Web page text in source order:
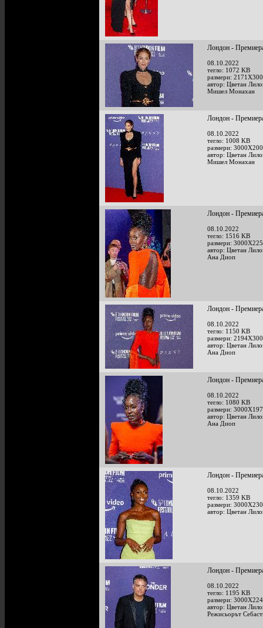
Лондон -
08.10.2022
тегло: 1072 KB
размери:
автор: Цветан
Мишел Монахан
Лондон -
08.10.2022
тегло: 1008 KB
размери:
автор: Цветан
Мишел Монахан
Лондон -
08.10.2022
тегло: 1516 KB
размери:
автор: Цветан
Ана Диоп
Лондон -
08.10.2022
тегло: 1150 KB
размери:
автор: Цветан
Ана Диоп
Лондон -
08.10.2022
тегло: 1080 KB
размери:
автор: Цветан
Ана Диоп
Лондон -
08.10.2022
тегло: 1359 KB
размери:
автор: Цветан
Лондон -
08.10.2022
тегло: 1195 KB
размери:
автор: Цветан
Режисьорът